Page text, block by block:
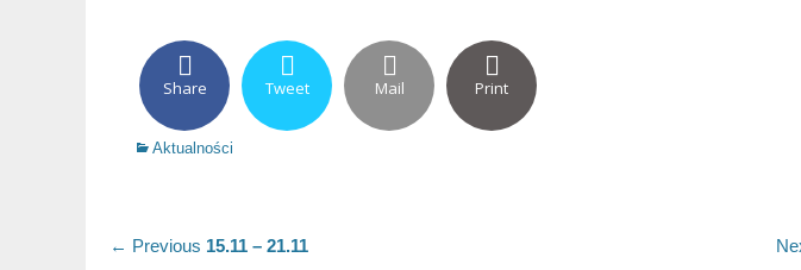
Share Tweet Mail Print
Categories
Aktualności
Nawigacja
← Previous Previous
15.11 – 21.11